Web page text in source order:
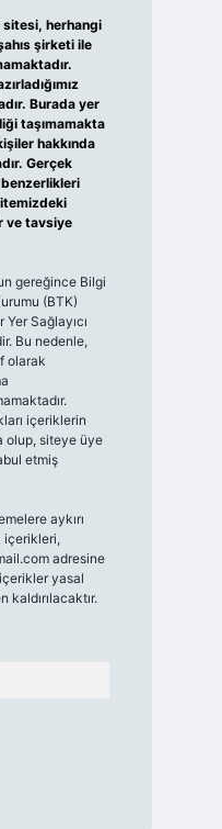
herhangi
şirketi ile
Burada yer
taşımamakta
hakkında
Gerçek
ve tavsiye
gereğince Bilgi
(BTK)
Sağlayıcı
Bu nedenle,
olarak
içeriklerin
olup, siteye üye
etmiş
aykırı
içerikleri,
adresine
yasal